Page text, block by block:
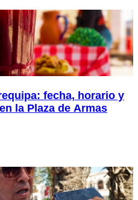
fecha, horario y
la Plaza de Armas